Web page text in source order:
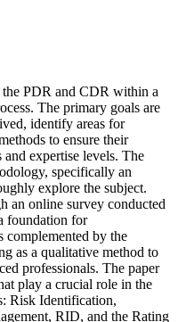
the PDR and CDR within a
The primary goals are
identify areas for
to ensure their
and expertise levels. The
specifically an
explore the subject.
an online survey conducted
foundation for
complemented by the
as a qualitative method to
professionals. The paper
play a crucial role in the
Risk Identification,
RID, and the Rating